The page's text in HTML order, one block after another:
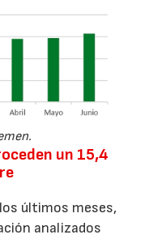
un 15,4
últimos meses,
analizados